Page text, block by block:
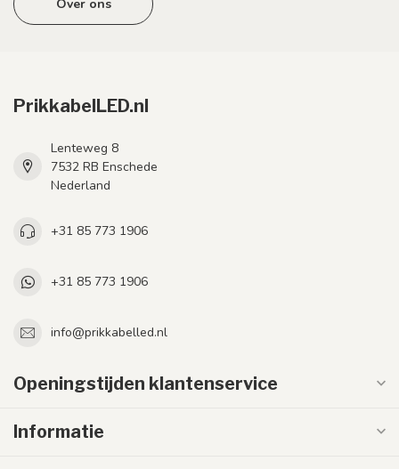
Over ons
PrikkabelLED.nl
Lenteweg 8
7532 RB Enschede
Nederland
+31 85 773 1906
+31 85 773 1906
info@prikkabelled.nl
Openingstijden klantenservice
Informatie